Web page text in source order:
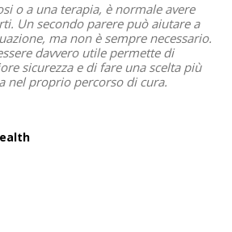
o a una terapia, è normale avere
Un secondo parere può aiutare a
ma non è sempre necessario.
davvero utile permette di
sicurezza e di fare una scelta più
nel proprio percorso di cura.